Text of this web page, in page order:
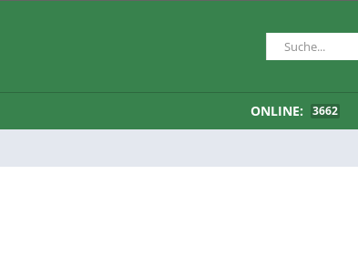
ONLINE: 3662